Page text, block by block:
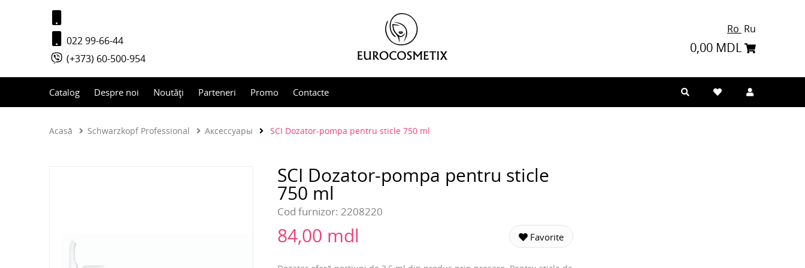
022 99-66-44
(+373) 60-500-954
Ro Ru
0,00 MDL
Catalog Despre noi Noutăți Parteneri Promo Contacte
Acasă Schwarzkopf Professional Аксессуары SCI Dozator-pompa pentru sticle 750 ml
SCI Dozator-pompa pentru sticle
750 ml
Cod furnizor: 2208220
84,00 mdl Favorite